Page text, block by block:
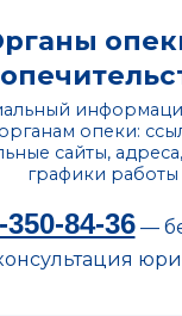
опеки:
сайты,
графики работы
350-84-36—